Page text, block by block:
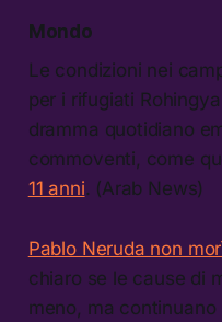
Mondo
Le condizioni nei
per i rifugiati
dramma quotidiano
commoventi, come
11 anni. (Arab News)
Pablo Neruda non
chiaro se le cause di
meno, ma